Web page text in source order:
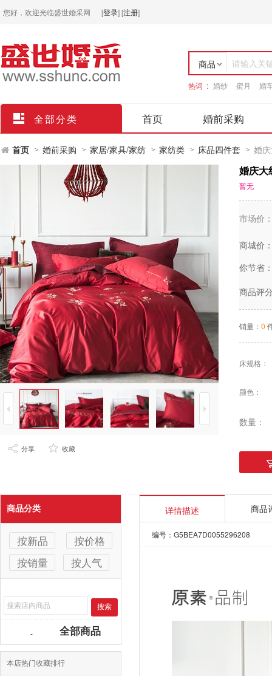
您好，欢迎光临盛世婚采网 [登录][注册]
商品
店铺
请输入关
热词 : 婚纱 蜜月 婚
全部分类 首页 婚前采购
首页 > 婚前采购 > 家居/家具/家纺 > 家纺类 > 床品四件套 > 婚
分享 收藏
婚庆大
暂无
市场价
商城价
你节省
商品评
销量： 0
床规格 ：
颜色 ：
数量：
详情描述 商品
编号：G5BEA7D0055296208
商品分类
按新品
按价格
按销量
按人气
搜索
- 全部商品
本店热门收藏排行